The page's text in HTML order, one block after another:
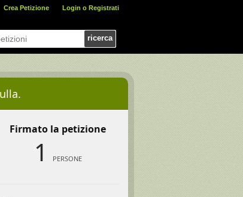
Crea Petizione Login o Registrati
ricerca
Firmato la petizione
1 PERSONE